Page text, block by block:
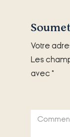
Votre
Les
avec*